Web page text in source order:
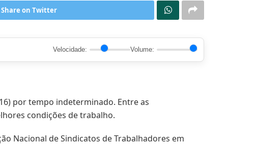
Share on Twitter
Velocidade: Volume:
por tempo indeterminado. Entre as
condições de trabalho.
Nacional de Sindicatos de Trabalhadores em